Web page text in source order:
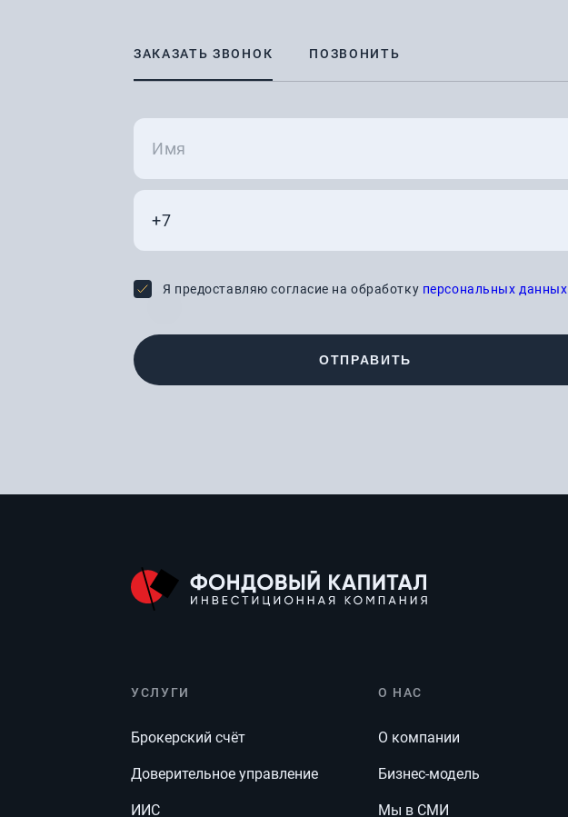
ЗАКАЗАТЬ ЗВОНОК ПОЗВОНИТЬ
Я предоставляю согласие на обработку персональных данных
ОТПРАВИТЬ
УСЛУГИ
Брокерский счёт
Доверительное управление
ИИС
О НАС
О компании
Бизнес-модель
Мы в СМИ